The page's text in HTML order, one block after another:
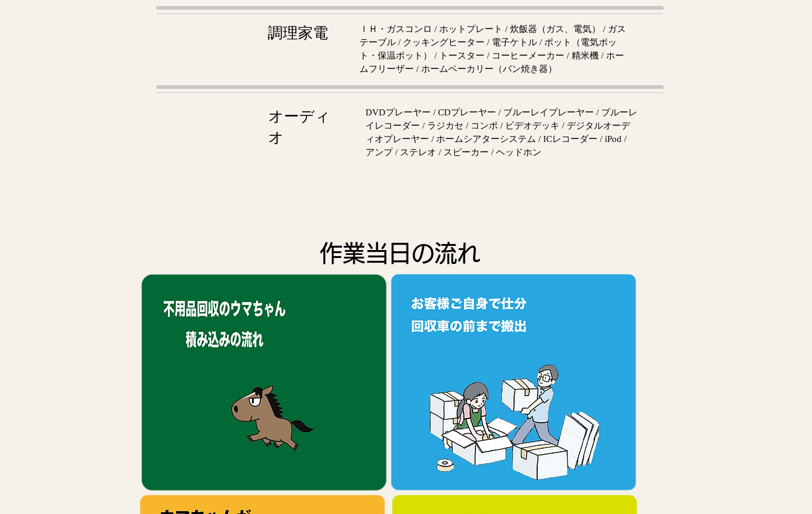
調理家電
ＩＨ・ガスコンロ / ホットプレート / 炊飯器（ガス、電気） / ガス
テーブル / クッキングヒーター / 電子ケトル / ポット（電気ポッ
ト・保温ポット） / トースター / コーヒーメーカー / 精米機 / ホー
ムフリーザー / ホームベーカリー（パン焼き器）
オーディ
オ
DVDプレーヤー / CDプレーヤー / ブルーレイプレーヤー / ブルーレ
イレコーダー / ラジカセ / コンポ / ビデオデッキ / デジタルオーデ
ィオプレーヤー / ホームシアターシステム / ICレコーダー / iPod /
アンプ / ステレオ / スピーカー / ヘッドホン
作業当日の流れ